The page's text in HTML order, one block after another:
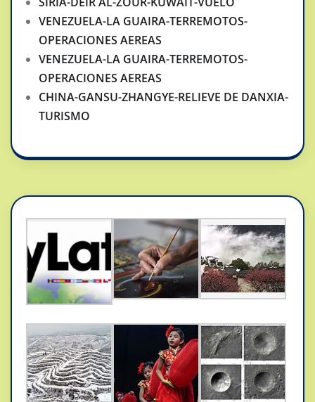
VENEZUELA-LA GUAIRA-TERREMOTOS-
OPERACIONES AEREAS
VENEZUELA-LA GUAIRA-TERREMOTOS-
OPERACIONES AEREAS
CHINA-GANSU-ZHANGYE-RELIEVE DE DANXIA-
TURISMO